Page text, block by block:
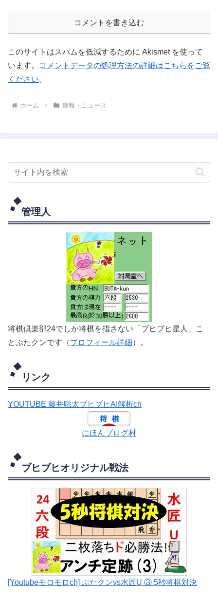
コメントを書き込む
このサイトはスパムを低減するために Akismet を使って
います。
コメントデータの処理方法の詳細はこちらをご覧
ください。
ホーム 速報・ニュース
管理人
将棋倶楽部24でしか将棋を指さない「ブヒブヒ星人」こ
とぶたクンです（プロフィール詳細 ）。
リンク
YOUTUBE 藤井聡太ブヒブヒAI解析ch
にほんブログ村
ブヒブヒオリジナル戦法
[Youtubeモロモロch] ぶたクンvs水匠U ③ 5秒将棋対決